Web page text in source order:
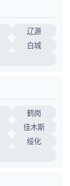
辽源
白城
鹤岗
佳木斯
绥化